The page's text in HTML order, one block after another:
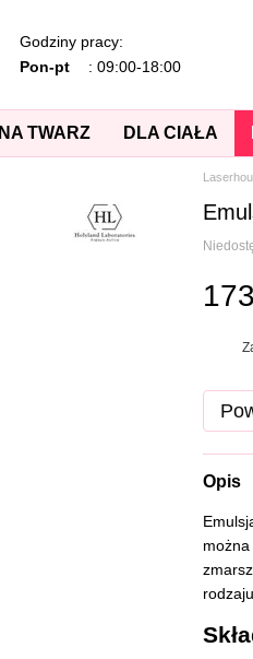
Godziny pracy:
Pon-pt
: 09:00-18:00
NA TWARZ DLA CIAŁA
Opis